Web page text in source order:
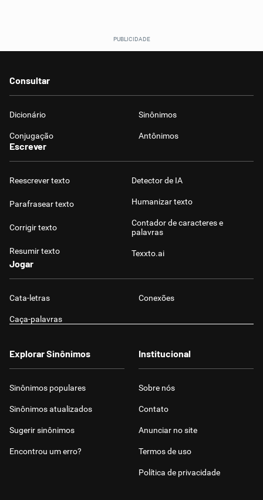
Consultar
Dicionário Sinônimos
Conjugação Antônimos
Escrever
Reescrever texto
Parafrasear texto
Corrigir texto
Resumir texto
Detector de IA
Humanizar texto
Contador de caracteres e
palavras
Texxto.ai
Jogar
Cata-letras Conexões
Caça-palavras
Explorar Sinônimos
Sinônimos populares
Sinônimos atualizados
Sugerir sinônimos
Encontrou um erro?
Institucional
Sobre nós
Contato
Anunciar no site
Termos de uso
Política de privacidade